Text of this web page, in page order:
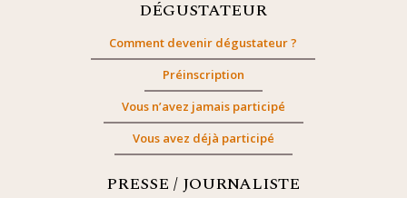
DÉGUSTATEUR
Comment devenir dégustateur ?
Préinscription
Vous n’avez jamais participé
Vous avez déjà participé
PRESSE / JOURNALISTE